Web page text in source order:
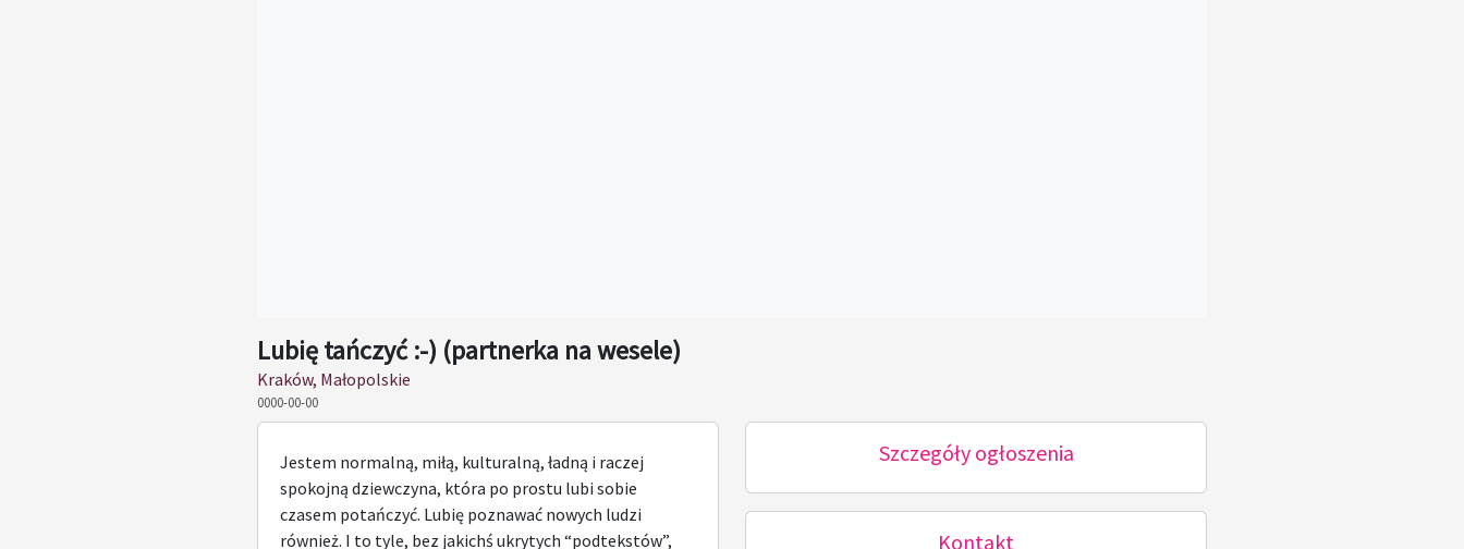
Lubię tańczyć :-) (partnerka na wesele)
Kraków, Małopolskie
0000-00-00
Jestem normalną, miłą, kulturalną, ładną i raczej
spokojną dziewczyna, która po prostu lubi sobie
czasem potańczyć. Lubię poznawać nowych ludzi
również. I to tyle, bez jakichś ukrytych “podtekstów”,
Szczegóły ogłoszenia
Kontakt